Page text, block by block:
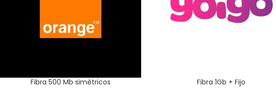
Fibra 500 Mb simétricos Fibra 1Gb + Fijo